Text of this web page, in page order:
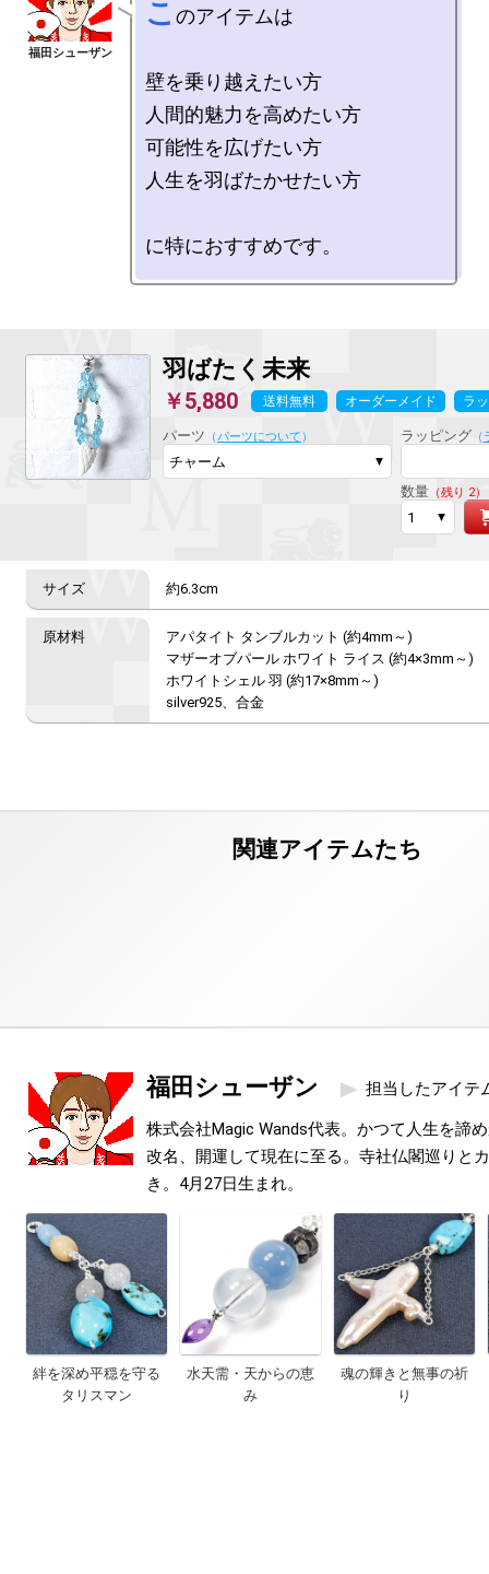
こ のアイテムは
壁を乗り越えたい方
人間的魅力を高めたい方
可能性を広げたい方
人生を羽ばたかせたい方
羽ばたく未来
￥5,880 送料無料 オーダーメイド ラ
パーツ （パーツについて ） ラッピング（
数量（残り 2）
約6.3cm
アパタイト タンブルカット (約4mm～)
マザーオブパール ホワイト ライス (約4×3mm～)
ホワイトシェル 羽 (約17×8mm～)
silver925、合金
福田シューザン 担当したアイテ
株式会社Magic Wands代表。かつて人生を諦
改名、開運して現在に至る。寺社仏閣巡りと
き。4月27日生まれ。
絆を深め平穏を守る
タリスマン
水天需・天からの恵
み
魂の輝きと無事の祈
り